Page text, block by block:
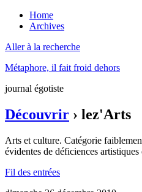
Home
Archives
Aller à la recherche
Métaphore, il fait froid dehors
journal égotiste
Découvrir › lez'Arts
Arts et culture. Catégorie
évidentes de déficiences artistiques
Fil des entrées